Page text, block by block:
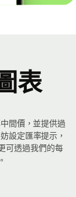
表
間價，並提供過
設定匯率提示，
可透過我們的每